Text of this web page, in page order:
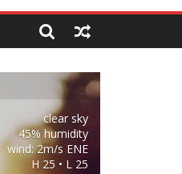
clear sky
45% humidity
wind: 2m/s ENE
H 25 • L 25